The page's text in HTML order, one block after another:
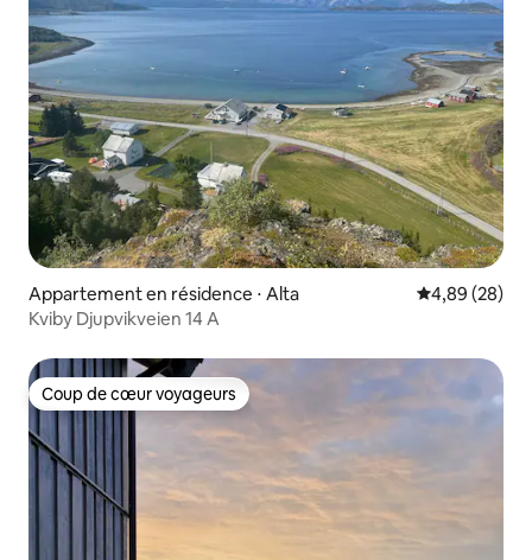
Appartement en résidence ⋅ Alta Évaluation
4,89 (28)
Kviby Djupvikveien 14 A
Coup de cœur voyageurs
Coup de cœur voyageurs